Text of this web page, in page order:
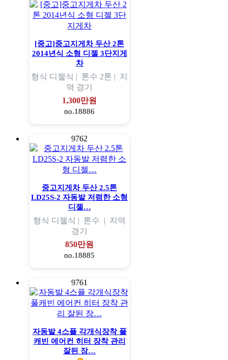
[중고]중고지게차 두산 2톤
2014년식 소형 디젤 3단지게
차
형식 디젤식 | 톤수 2톤 | 지
역 경기
1,300만원
no.18886
9762
중고지게차 두산 2.5톤
LD25S-2 자동발 저렴한 소형
디젤…
형식 디젤식 | 톤수 | 지역
경기
850만원
no.18885
9761
자동발 4스플 각개식장착 풀
캐빈 에어컨 히터 장착 관리
잘된 장…